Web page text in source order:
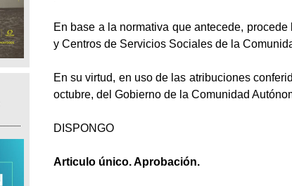
En base a la normativa que antecede,
y Centros de Servicios Sociales de la
En su virtud, en uso de las atribuciones
octubre, del Gobierno de la Comunidad
DISPONGO
Articulo único. Aprobación.